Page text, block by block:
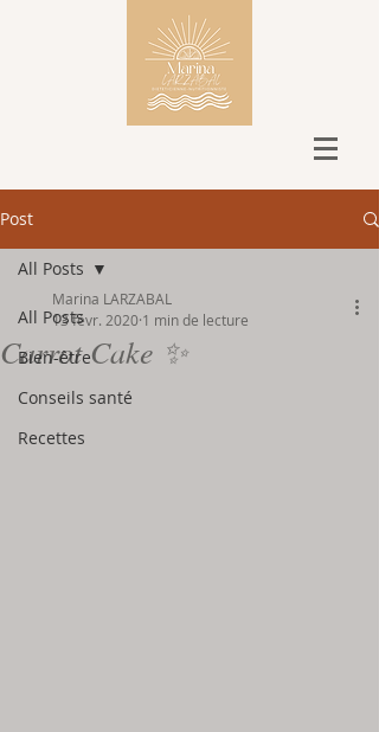
Post
All Posts
Bien-être
Conseils santé
Recettes
All Posts
Carrot Cake ✨
Marina LARZABAL
13 févr. 2020 1 min de lecture